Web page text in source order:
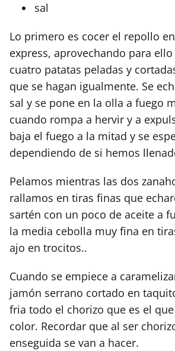
sal
Lo primero es cocer el repollo
express, aprovechando para
cuatro patatas peladas y
que se hagan igualmente. Se
sal y se pone en la olla a fuego
cuando rompa a hervir y a
baja el fuego a la mitad y se
dependiendo de si hemos
Pelamos mientras las dos
rallamos en tiras finas que
sartén con un poco de aceite a
la media cebolla muy fina en
ajo en trocitos..
Cuando se empiece a
jamón serrano cortado en
fria todo el chorizo que es el
color. Recordar que al ser
enseguida se van a hacer.